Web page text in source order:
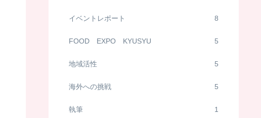
イベントレポート 8
FOOD EXPO KYUSYU 5
地域活性 5
海外への挑戦 5
執筆 1